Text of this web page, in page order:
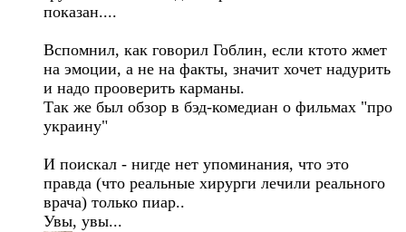
показан....
Вспомнил, как говорил Гоблин, если ктото жмет
на эмоции, а не на факты, значит хочет надурить
и надо прооверить карманы.
Так же был обзор в бэд-комедиан о фильмах "про
украину"
И поискал - нигде нет упоминания, что это
правда (что реальные хирурги лечили реального
врача) только пиар..
Увы, увы...